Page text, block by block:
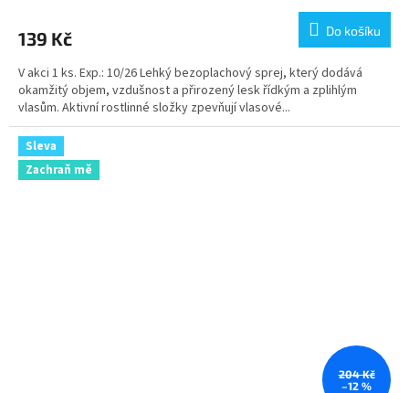
139 Kč Do košíku
V akci 1 ks. Exp.: 10/26 Lehký bezoplachový sprej, který dodává
okamžitý objem, vzdušnost a přirozený lesk řídkým a zplihlým
vlasům. Aktivní rostlinné složky zpevňují vlasové...
Sleva
Zachraň mě
204 Kč
–12 %